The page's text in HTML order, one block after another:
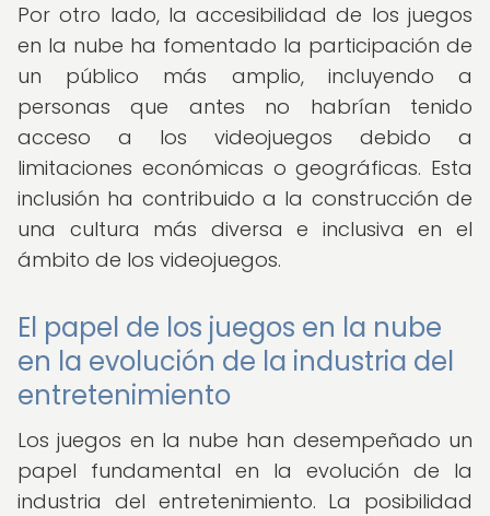
Por otro lado, la accesibilidad de los juegos
en la nube ha fomentado la participación de
un público más amplio, incluyendo a
personas que antes no habrían tenido
acceso a los videojuegos debido a
limitaciones económicas o geográficas. Esta
inclusión ha contribuido a la construcción de
una cultura más diversa e inclusiva en el
ámbito de los videojuegos.
El papel de los juegos en la nube
en la evolución de la industria del
entretenimiento
Los juegos en la nube han desempeñado un
papel fundamental en la evolución de la
industria del entretenimiento. La posibilidad